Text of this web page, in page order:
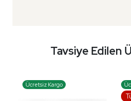
Tavsiye Edilen
Ücretsiz Kargo